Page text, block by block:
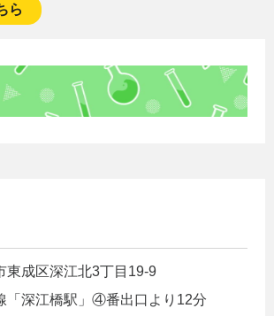
ら
成区深江北3丁目19-9
「深江橋駅」④番出口より12分